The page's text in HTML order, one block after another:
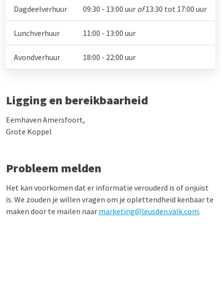
Dagdeelverhuur 09:30 - 13:00 uur of13:30 tot 17:00 uur
Lunchverhuur 11:00 - 13:00 uur
Avondverhuur 18:00 - 22:00 uur
Ligging en bereikbaarheid
Eemhaven Amersfoort,
Grote Koppel
Probleem melden
Het kan voorkomen dat er informatie verouderd is of onjuist
is. We zouden je willen vragen om je oplettendheid kenbaar te
maken door te mailen naar marketing@leusden.valk.com.